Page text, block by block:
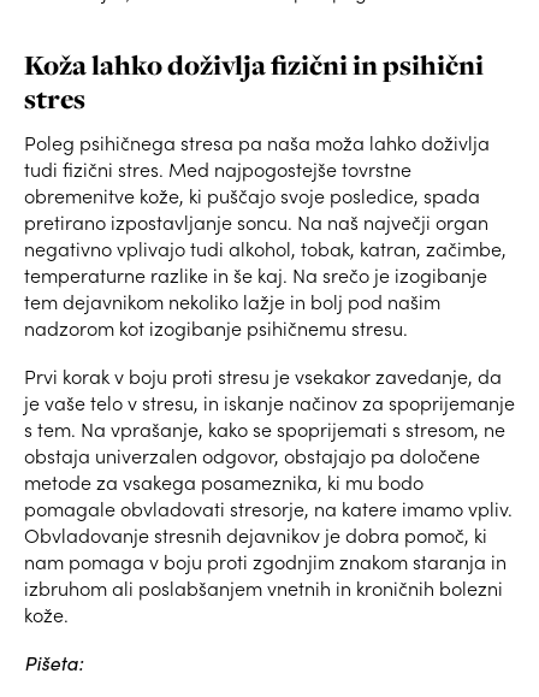
Koža lahko doživlja fizični in psihični
stres
Poleg psihičnega stresa pa naša moža lahko doživlja
tudi fizični stres. Med najpogostejše tovrstne
obremenitve kože, ki puščajo svoje posledice, spada
pretirano izpostavljanje soncu. Na naš največji organ
negativno vplivajo tudi alkohol, tobak, katran, začimbe,
temperaturne razlike in še kaj. Na srečo je izogibanje
tem dejavnikom nekoliko lažje in bolj pod našim
nadzorom kot izogibanje psihičnemu stresu.
Prvi korak v boju proti stresu je vsekakor zavedanje, da
je vaše telo v stresu, in iskanje načinov za spoprijemanje
s tem. Na vprašanje, kako se spoprijemati s stresom, ne
obstaja univerzalen odgovor, obstajajo pa določene
metode za vsakega posameznika, ki mu bodo
pomagale obvladovati stresorje, na katere imamo vpliv.
Obvladovanje stresnih dejavnikov je dobra pomoč, ki
nam pomaga v boju proti zgodnjim znakom staranja in
izbruhom ali poslabšanjem vnetnih in kroničnih bolezni
kože.
Pišeta: